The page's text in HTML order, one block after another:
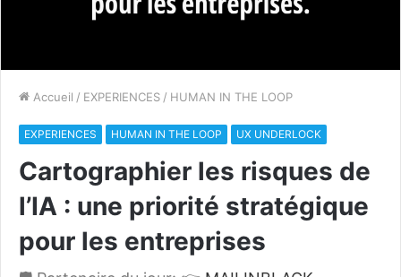
Accueil / EXPERIENCES / HUMAN IN THE LOOP
EXPERIENCES HUMAN IN THE LOOP UX UNDERLOCK
Cartographier les risques de
l’IA : une priorité stratégique
pour les entreprises